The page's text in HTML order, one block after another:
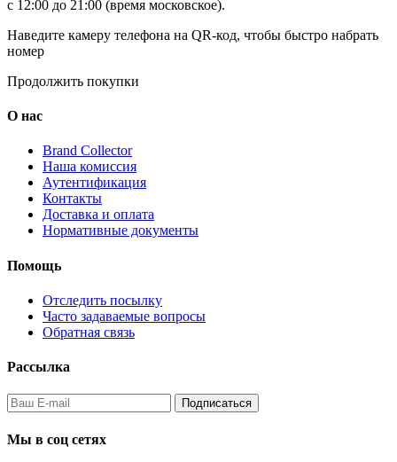
с 12:00 до 21:00 (время московское).
Наведите камеру телефона на QR-код, чтобы быстро набрать
номер
Продолжить покупки
О нас
Brand Collector
Наша комиссия
Аутентификация
Контакты
Доставка и оплата
Нормативные документы
Помощь
Отследить посылку
Часто задаваемые вопросы
Обратная связь
Рассылка
Подписаться
Мы в соц сетях